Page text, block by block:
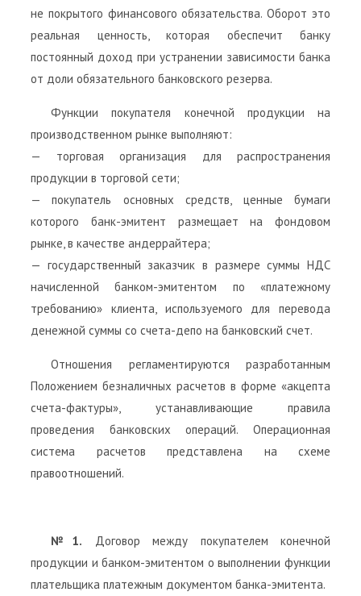
не покрытого финансового обязательства. Оборот это
реальная ценность, которая обеспечит банку
постоянный доход при устранении зависимости банка
от доли обязательного банковского резерва.
Функции покупателя конечной продукции на
производственном рынке выполняют:
— торговая организация для распространения
продукции в торговой сети;
— покупатель основных средств, ценные бумаги
которого банк-эмитент размещает на фондовом
рынке, в качестве андеррайтера;
— государственный заказчик в размере суммы НДС
начисленной банком-эмитентом по «платежному
требованию» клиента, используемого для перевода
денежной суммы со счета-депо на банковский счет.
Отношения регламентируются разработанным
Положением безналичных расчетов в форме «акцепта
счета-фактуры», устанавливающие правила
проведения банковских операций. Операционная
система расчетов представлена на схеме
правоотношений.
№1. Договор между покупателем конечной
продукции и банком-эмитентом о выполнении функции
плательщика платежным документом банка-эмитента.